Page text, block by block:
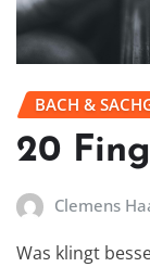
BACH &
20
Clemens
Was klingt